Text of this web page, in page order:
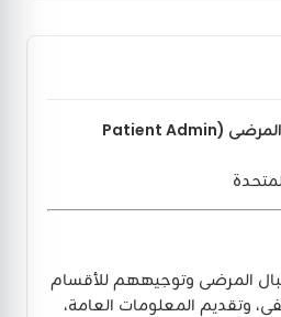
موظف/موظفة شؤون المرضى (Patient Admin
المرضى وتوجيههم للأقسام
وتقديم المعلومات العامة،